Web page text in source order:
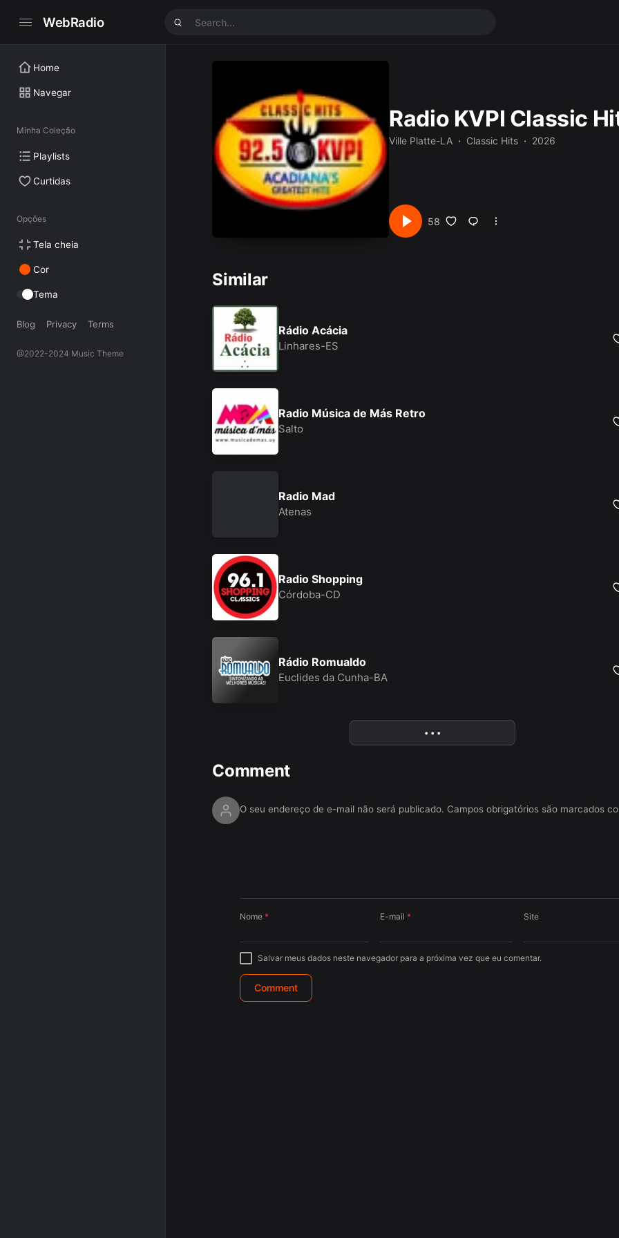
WebRadio
Home
Navegar
Minha Coleção
Playlists
Curtidas
Opções
Tela cheia
Cor
Tema
Blog Privacy Terms
@2022-2024 Music Theme
Radio KVPI Classic
Ville Platte-LA Classic Hits 2026
58
Similar
Rádio Acácia
Linhares-ES
Radio Música de Más Retro
Salto
Radio Mad
Atenas
Radio Shopping
Córdoba-CD
Rádio Romualdo
Euclides da Cunha-BA
• • •More
Comment
O seu endereço de e-mail não será publicado. Campos obrigatórios são marcados
Nome* E-mail* Site
Salvar meus dados neste navegador para a próxima vez que eu comentar.